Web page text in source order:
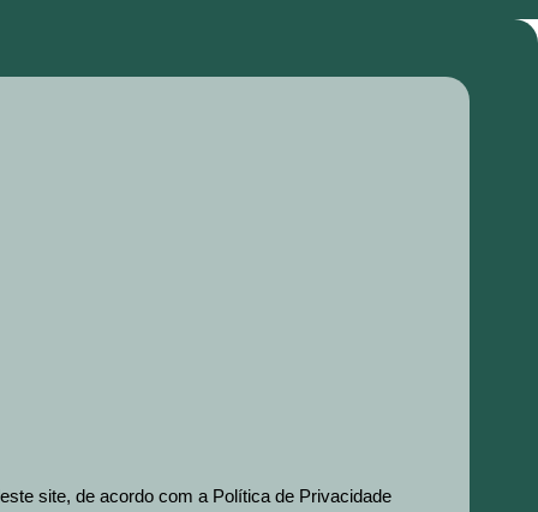
site, de acordo com a Política de Privacidade